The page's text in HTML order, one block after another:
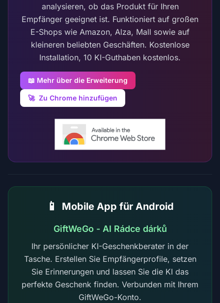
analysieren, ob das Produkt für Ihren
Empfänger geeignet ist. Funktioniert auf großen
E-Shops wie Amazon, Alza, Mall sowie auf
kleineren beliebten Geschäften. Kostenlose
Installation, 10 KI-Guthaben kostenlos.
📖 Mehr über die Erweiterung
🚀 Zu Chrome hinzufügen
📱 Mobile App für Android
GiftWeGo - AI Rádce dárků
Ihr persönlicher KI-Geschenkberater in der
Tasche. Erstellen Sie Empfängerprofile, setzen
Sie Erinnerungen und lassen Sie die KI das
perfekte Geschenk finden. Verbunden mit Ihrem
GiftWeGo-Konto.